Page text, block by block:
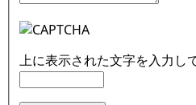
上に表示された文字を入力し